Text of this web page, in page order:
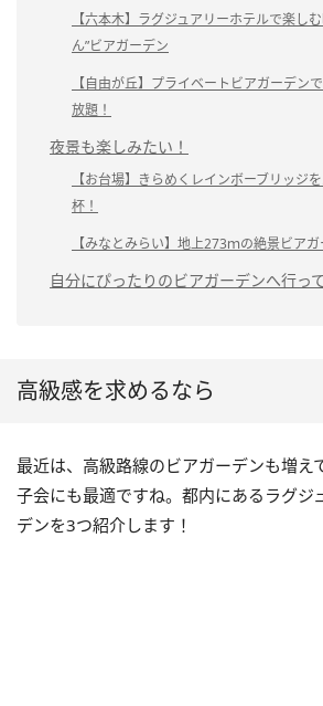
【六本木】ラグジュアリーホテルで楽し
ん”ビアガーデン
【自由が丘】プライベートビアガーデン
放題！
夜景も楽しみたい！
【お台場】きらめくレインボーブリッジ
杯！
【みなとみらい】地上273ｍの絶景ビア
自分にぴったりのビアガーデンへ行っ
高級感を求めるなら
最近は、高級路線のビアガーデンも増え
子会にも最適ですね。都内にあるラグジ
デンを3つ紹介します！